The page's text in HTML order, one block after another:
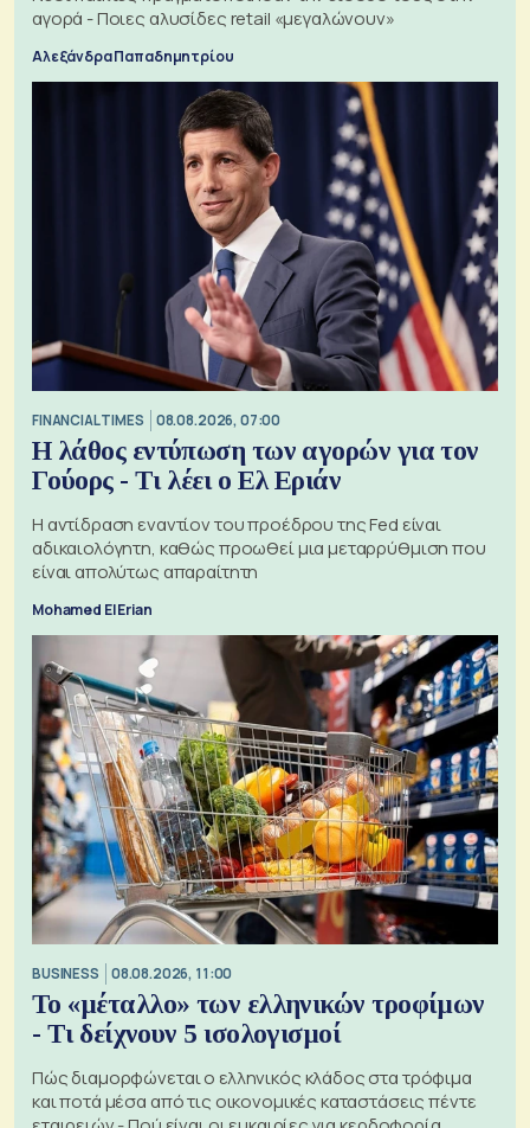
αγορά - Ποιες αλυσίδες retail «μεγαλώνουν»
Αλεξάνδρα Παπαδημητρίου
FINANCIAL TIMES 08.08.2026, 07:00
Η λάθος εντύπωση των αγορών για τον
Γούορς - Τι λέει ο Ελ Εριάν
Η αντίδραση εναντίον του προέδρου της Fed είναι
αδικαιολόγητη, καθώς προωθεί μια μεταρρύθμιση που
είναι απολύτως απαραίτητη
Mohamed El Erian
BUSINESS 08.08.2026, 11:00
Το «μέταλλο» των ελληνικών τροφίμων
- Τι δείχνουν 5 ισολογισμοί
Πώς διαμορφώνεται ο ελληνικός κλάδος στα τρόφιμα
και ποτά μέσα από τις οικονομικές καταστάσεις πέντε